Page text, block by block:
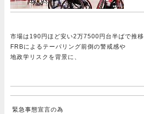
市場は190円ほど安い2万7500円台半ばで推移
FRBによるテーパリング前倒の警戒感や
地政学リスクを背景に、
緊急事態宣言の為